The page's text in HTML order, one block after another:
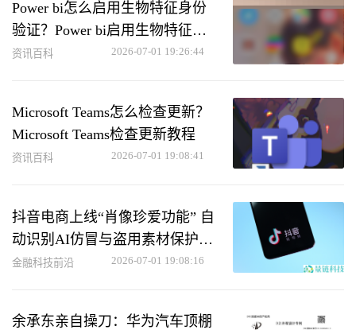
Power bi怎么启用生物特征身份
验证？Power bi启用生物特征身
份验证教程
资讯百科 2026-07-01 19:26:44
Microsoft Teams怎么检查更新？
Microsoft Teams检查更新教程
资讯百科 2026-07-01 19:08:41
抖音电商上线“肖像珍爱功能” 自
动识别AI仿冒与盗用素材保护用
户权益
金融科技前沿 2026-07-01 19:08:16
余承东亲自操刀：华为汽车顶棚